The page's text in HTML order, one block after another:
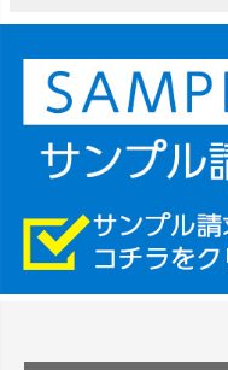
ーSC-P8050に対応し
塩ビのロール紙で離
つや消し半透明ラベ
縦420mm×横650mm